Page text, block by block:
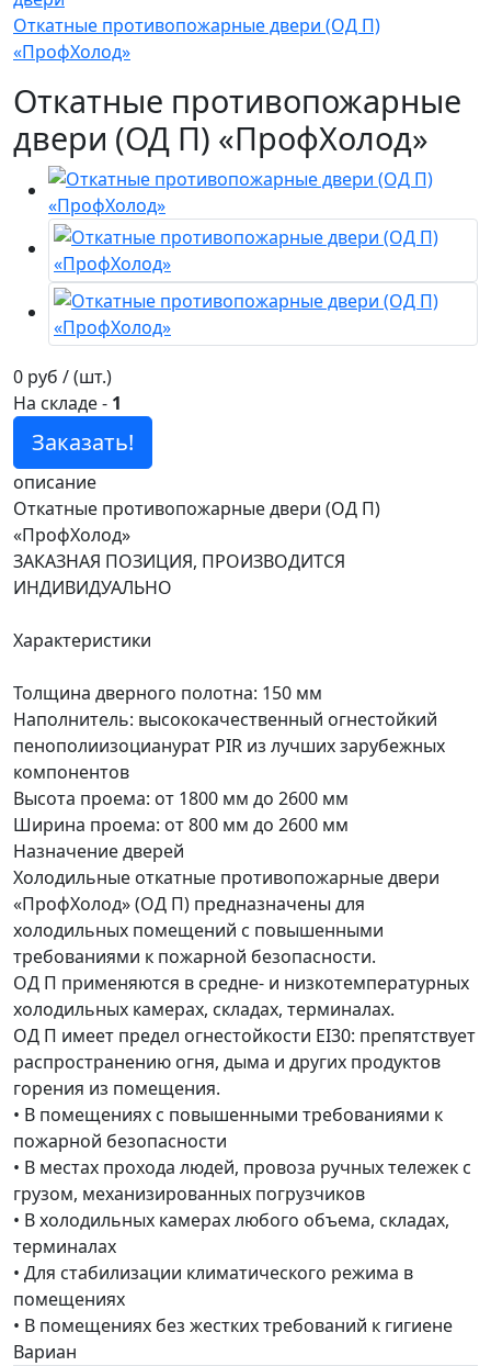
Откатные противопожарные двери (ОД П)
«ПрофХолод»
Откатные противопожарные
двери (ОД П) «ПрофХолод»
0 руб / (шт.)
На складе- 1
Заказать!
описание
Откатные противопожарные двери (ОД П)
«ПрофХолод»
ЗАКАЗНАЯ ПОЗИЦИЯ, ПРОИЗВОДИТСЯ
ИНДИВИДУАЛЬНО
Характеристики
Толщина дверного полотна: 150 мм
Наполнитель: высококачественный огнестойкий
пенополиизоцианурат PIR из лучших зарубежных
компонентов
Высота проема: от 1800 мм до 2600 мм
Ширина проема: от 800 мм до 2600 мм
Назначение дверей
Холодильные откатные противопожарные двери
«ПрофХолод» (ОД П) предназначены для
холодильных помещений с повышенными
требованиями к пожарной безопасности.
ОД П применяются в средне- и низкотемпературных
холодильных камерах, складах, терминалах.
ОД П имеет предел огнестойкости EI30: препятствует
распространению огня, дыма и других продуктов
горения из помещения.
• В помещениях с повышенными требованиями к
пожарной безопасности
• В местах прохода людей, провоза ручных тележек с
грузом, механизированных погрузчиков
• В холодильных камерах любого объема, складах,
терминалах
• Для стабилизации климатического режима в
помещениях
• В помещениях без жестких требований к гигиене
Вариан